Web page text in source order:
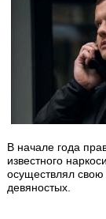
В начале года
известного
осуществлял
девяностых.